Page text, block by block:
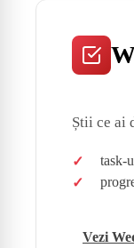
Știi ce ai
task-
Vezi